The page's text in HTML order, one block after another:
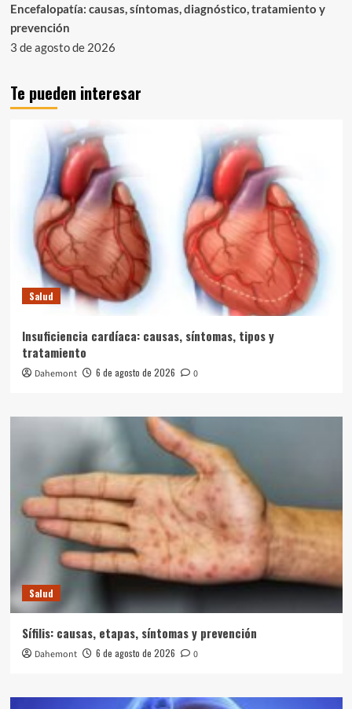
Encefalopatía: causas, síntomas, diagnóstico, tratamiento y
prevención
3 de agosto de 2026
Te pueden interesar
Salud
Insuficiencia cardíaca: causas, síntomas, tipos y
tratamiento
Dahemont 6 de agosto de 2026 0
Salud
Sífilis: causas, etapas, síntomas y prevención
Dahemont 6 de agosto de 2026 0